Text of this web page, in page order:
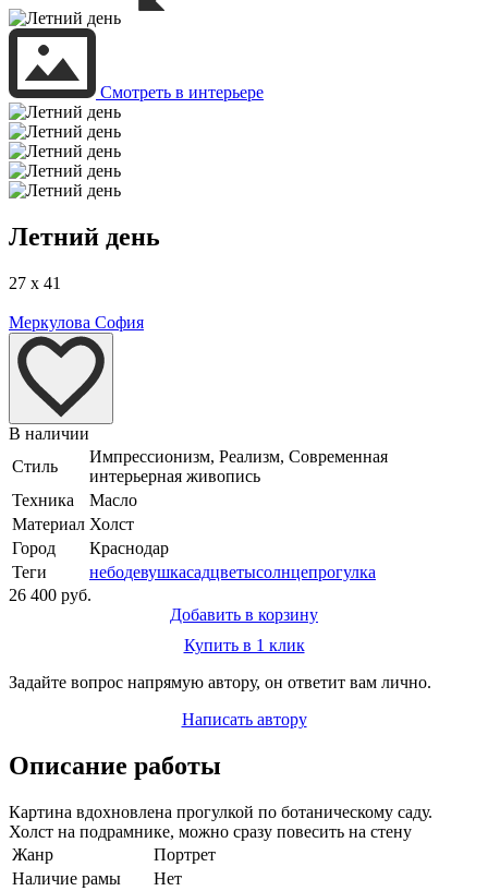
Смотреть в интерьере
Летний день
27 x 41
Меркулова София
В наличии
Стиль
Импрессионизм, Реализм, Современная
интерьерная живопись
Техника
Масло
Материал Холст
Город
Краснодар
Теги
небодевушкасадцветысолнцепрогулка
26 400 руб.
Добавить в корзину
Купить в 1 клик
Задайте вопрос напрямую автору, он ответит вам лично.
Написать автору
Описание работы
Картина вдохновлена прогулкой по ботаническому саду.
Холст на подрамнике, можно сразу повесить на стену
Жанр
Портрет
Наличие рамы
Нет